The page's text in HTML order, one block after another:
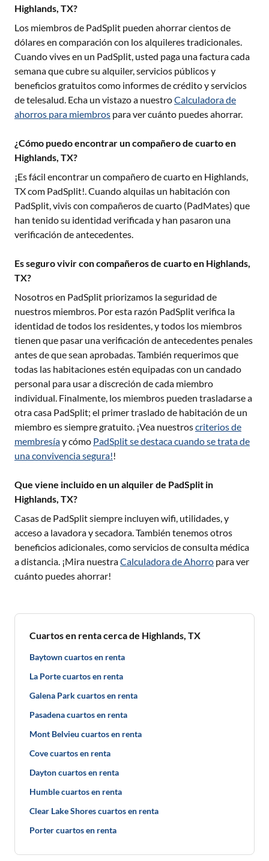
Highlands, TX?
Los miembros de PadSplit pueden ahorrar cientos de
dólares en comparación con los alquileres tradicionales.
Cuando vives en un PadSplit, usted paga una factura cada
semana que cubre su alquiler, servicios públicos y
beneficios gratuitos como informes de crédito y servicios
de telesalud. Echa un vistazo a nuestroCalculadora de
ahorros para miembros para ver cuánto puedes ahorrar.
¿Cómo puedo encontrar un compañero de cuarto en
Highlands, TX?
¡Es fácil encontrar un compañero de cuarto en Highlands,
TXcom PadSplit!. Cuando alquilas un habitación con
PadSplit, vivis con compañeros de cuarto (PadMates) que
han tenido su identidad verificada y han pasaron una
verificación de antecedentes.
Es seguro vivir con compañeros de cuarto en Highlands,
TX?
Nosotros en PadSplit priorizamos la seguridad de
nuestros miembros. Por esta razón PadSplit verifica la
identidad de todos los residentes, y todos los miembros
tienen que pasar una verificación de antecedentes penales
antes de que sean aprobadas. También requerimos que
todas las habitaciones estén equipadas con un candado
personal para usar a discreción de cada miembro
individual. Finalmente, los miembros pueden trasladarse a
otra casa PadSplit; el primer traslado de habitación de un
miembro es siempre gratuito. ¡Vea nuestroscriterios de
membresíay cómo PadSplit se destaca cuando se trata de
una convivencia segura!!
Que viene incluido en un alquiler de PadSplit in
Highlands, TX?
Casas de PadSplit siempre incluyen wifi, utilidades, y
acceso a lavadora y secadora. También tenemos otros
beneficios adicionales, como servicios de consulta médica
a distancia. ¡Mira nuestraCalculadora de Ahorro para ver
cuánto puedes ahorrar!
Cuartos en renta cerca de Highlands, TX
Baytown cuartos en renta
La Porte cuartos en renta
Galena Park cuartos en renta
Pasadena cuartos en renta
Mont Belvieu cuartos en renta
Cove cuartos en renta
Dayton cuartos en renta
Humble cuartos en renta
Clear Lake Shores cuartos en renta
Porter cuartos en renta